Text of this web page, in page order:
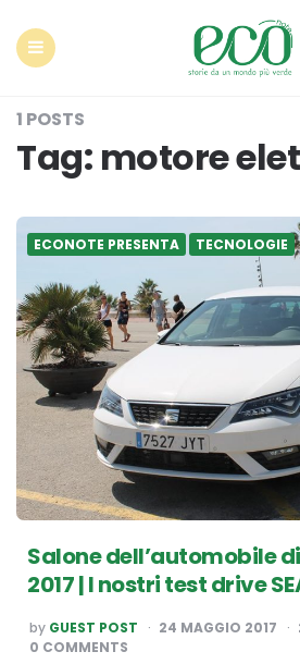
1 POSTS
Tag: motore
ECONOTE PRESENTA TECNOLOGIE
Salone dell’automobile
2017 | I nostri test drive
POSTED
BY
by GUEST POST 24 MAGGIO 2017
0 COMMENTS